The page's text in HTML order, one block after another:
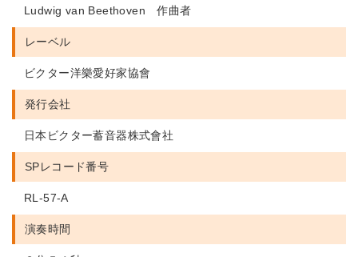
Ludwig van Beethoven 作曲者
レーベル
ビクター洋樂愛好家協會
発行会社
日本ビクター蓄音器株式會社
SPレコード番号
RL-57-A
演奏時間